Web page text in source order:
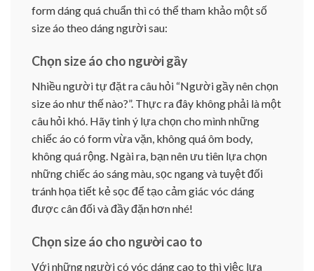
form dáng quá chuẩn thì có thể tham khảo một số
size áo theo dáng người sau:
Chọn size áo cho người gầy
Nhiều người tự đặt ra câu hỏi “Người gầy nên chọn
size áo như thế nào?”. Thực ra đây không phải là một
câu hỏi khó. Hãy tinh ý lựa chọn cho mình những
chiếc áo có form vừa vặn, không quá ôm body,
không quá rộng. Ngài ra, bạn nên ưu tiên lựa chọn
những chiếc áo sáng màu, sọc ngang và tuyệt đối
tránh họa tiết kẻ sọc để tạo cảm giác vóc dáng
được cân đối và đầy đặn hơn nhé!
Chọn size áo cho người cao to
Với những người có vóc dáng cao to thì việc lựa